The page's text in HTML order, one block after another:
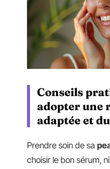
Conseils
adopter une
adaptée et
Prendre soin de sa
choisir le bon sérum,